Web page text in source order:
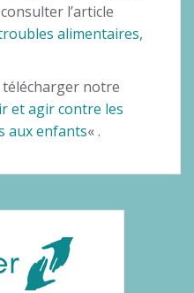
l’article
alimentaires,
notre
et agir contre les
aux enfants« .